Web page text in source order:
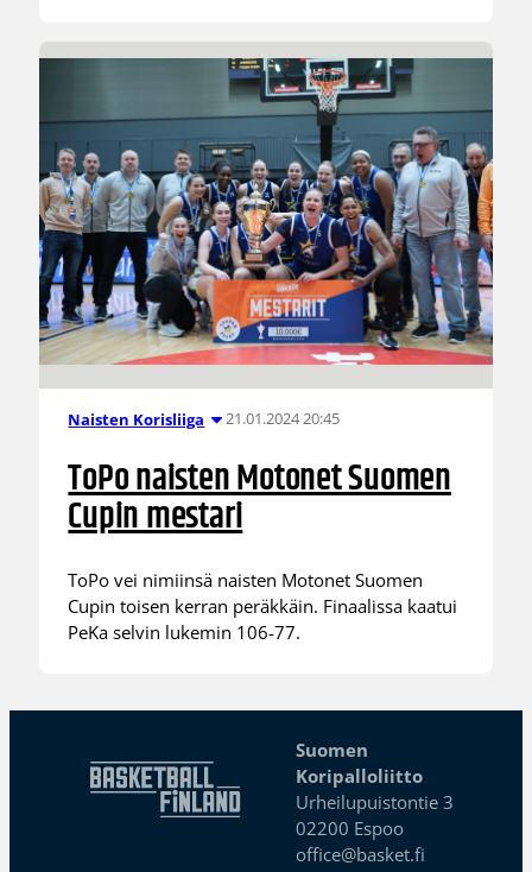
Naisten Korisliiga 21.01.2024 20:45
ToPo naisten Motonet Suomen
Cupin mestari
ToPo vei nimiinsä naisten Motonet Suomen
Cupin toisen kerran peräkkäin. Finaalissa kaatui
PeKa selvin lukemin 106-77.
Suomen
Koripalloliitto
Urheilupuistontie 3
02200 Espoo
office@basket.fi